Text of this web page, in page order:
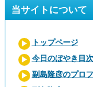
当サイトについて
トップページ
今日のぼやき目次
副島隆彦のプロ